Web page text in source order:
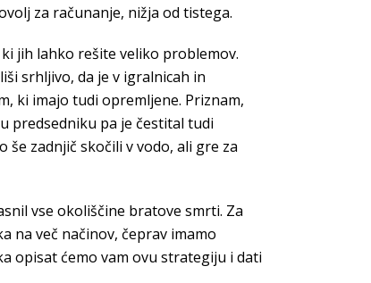
za računanje, nižja od tistega.
jih lahko rešite veliko problemov.
srhljivo, da je v igralnicah in
ki imajo tudi opremljene. Priznam,
predsedniku pa je čestital tudi
še zadnjič skočili v vodo, ali gre za
vse okoliščine bratove smrti. Za
na več načinov, čeprav imamo
opisat ćemo vam ovu strategiju i dati